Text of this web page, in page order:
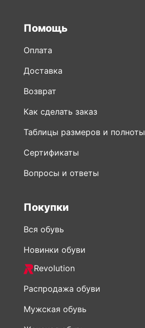
Помощь
Оплата
Доставка
Возврат
Как сделать заказ
Таблицы размеров и полноты
Сертификаты
Вопросы и ответы
Покупки
Вся обувь
Новинки обуви
Revolution
Распродажа обуви
Мужская обувь